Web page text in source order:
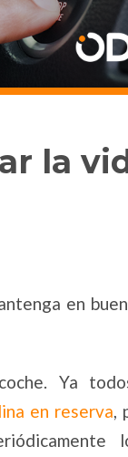
la
en
Ya
en reserva,